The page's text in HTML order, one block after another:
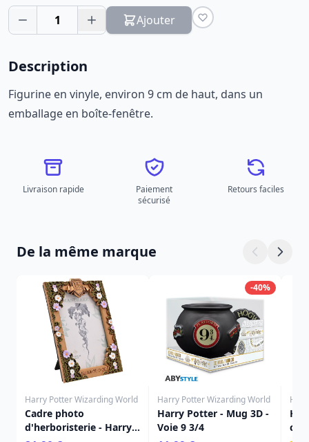
1 Ajouter
Description
Figurine en vinyle, environ 9 cm de haut, dans un
emballage en boîte-fenêtre.
Livraison rapide
Paiement
sécurisé
Retours faciles
De la même marque
Harry Potter Wizarding World
Cadre photo
d'herboristerie - Harry
-40%
Harry Potter Wizarding World
Harry Potter - Mug 3D -
Voie 9 3/4